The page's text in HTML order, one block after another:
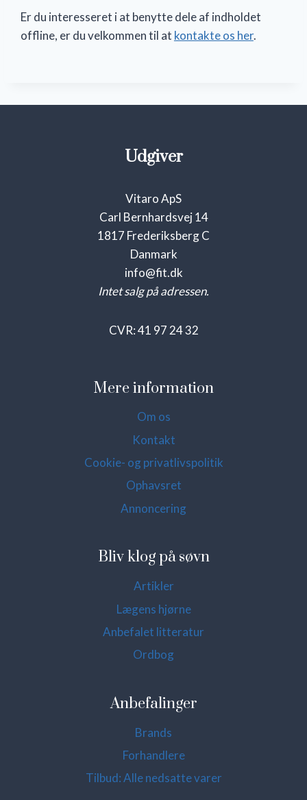
Er du interesseret i at benytte dele af indholdet
offline, er du velkommen til at kontakte os her.
Udgiver
Vitaro ApS
Carl Bernhardsvej 14
1817 Frederiksberg C
Danmark
info@fit.dk
Intet salg på adressen.
CVR: 41 97 24 32
Mere information
Om os
Kontakt
Cookie- og privatlivspolitik
Ophavsret
Annoncering
Bliv klog på søvn
Artikler
Lægens hjørne
Anbefalet litteratur
Ordbog
Anbefalinger
Brands
Forhandlere
Tilbud: Alle nedsatte varer